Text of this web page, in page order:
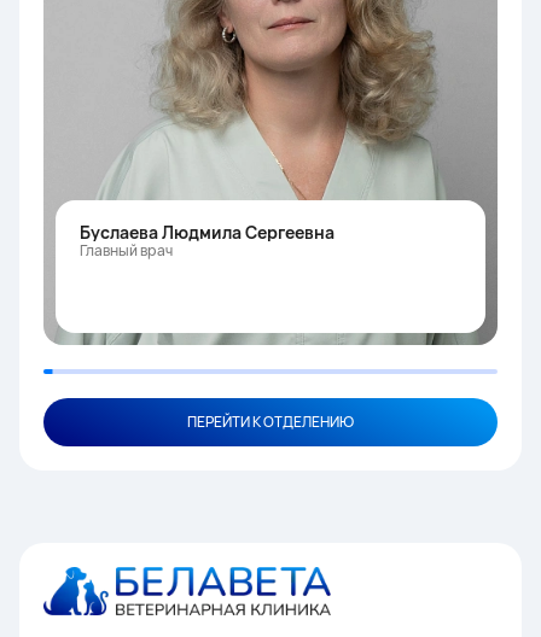
Буслаева Людмила Сергеевна
Главный врач
ПЕРЕЙТИ К ОТДЕЛЕНИЮ